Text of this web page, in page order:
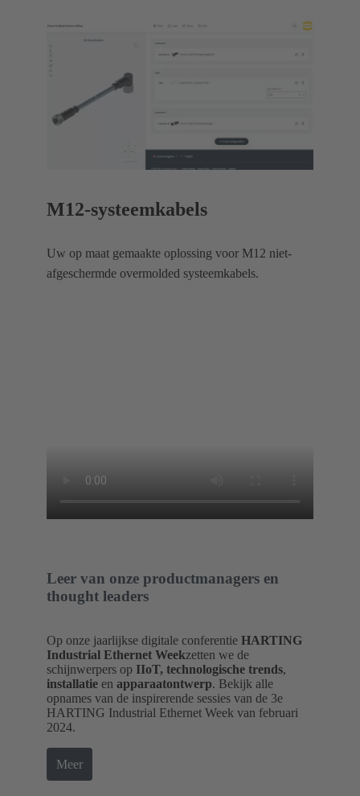
M12-systeemkabels
Uw op maat gemaakte oplossing voor M12 niet-
afgeschermde overmolded systeemkabels.
Leer van onze productmanagers en
thought leaders
Op onze jaarlijkse digitale conferentie HARTING
Industrial Ethernet Weekzetten we de
schijnwerpers op IIoT, technologische trends,
installatie en apparaatontwerp. Bekijk alle
opnames van de inspirerende sessies van de 3e
HARTING Industrial Ethernet Week van februari
2024.
Meer